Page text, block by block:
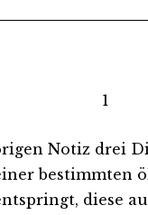
1
Notiz drei
bestimmten
diese